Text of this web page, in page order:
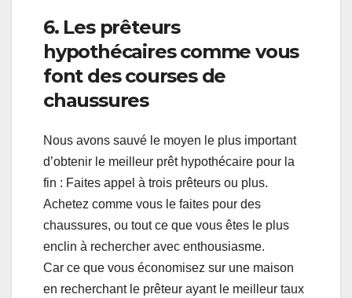
6. Les prêteurs
hypothécaires comme vous
font des courses de
chaussures
Nous avons sauvé le moyen le plus important
d’obtenir le meilleur prêt hypothécaire pour la
fin : Faites appel à trois prêteurs ou plus.
Achetez comme vous le faites pour des
chaussures, ou tout ce que vous êtes le plus
enclin à rechercher avec enthousiasme.
Car ce que vous économisez sur une maison
en recherchant le prêteur ayant le meilleur taux